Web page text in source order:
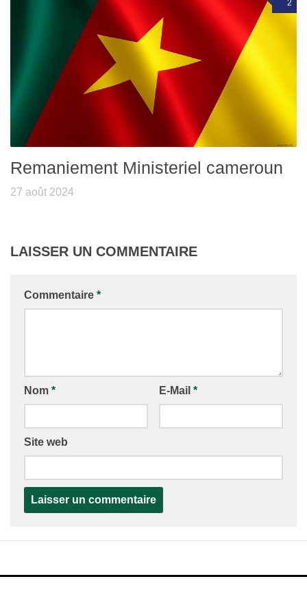
2
Remaniement Ministeriel cameroun
27 août 2024
LAISSER UN COMMENTAIRE
Commentaire *
Nom * E-Mail *
Site web